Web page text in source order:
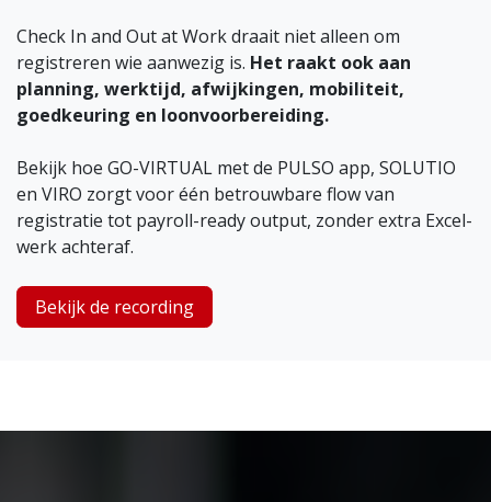
Check In and Out at Work draait niet alleen om
registreren wie aanwezig is. Het raakt ook aan
planning, werktijd, afwijkingen, mobiliteit,
goedkeuring en loonvoorbereiding.
Bekijk hoe GO-VIRTUAL met de PULSO app, SOLUTIO
en VIRO zorgt voor één betrouwbare flow van
registratie tot payroll-ready output, zonder extra Excel-
werk achteraf.
Bekijk de recording